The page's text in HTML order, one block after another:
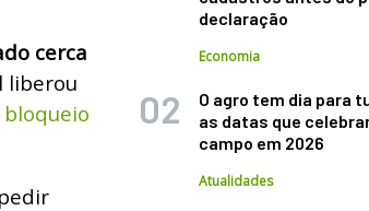
cerca
liberou
declaração
Economia
O agro tem dia para
as datas que
campo em 2026
Atualidades